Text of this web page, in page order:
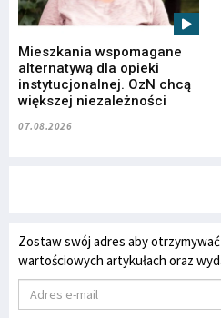
Mieszkania wspomagane
alternatywą dla opieki
instytucjonalnej. OzN chcą
większej niezależności
07.08.2026
Zostaw swój adres aby
wartościowych artykułach oraz